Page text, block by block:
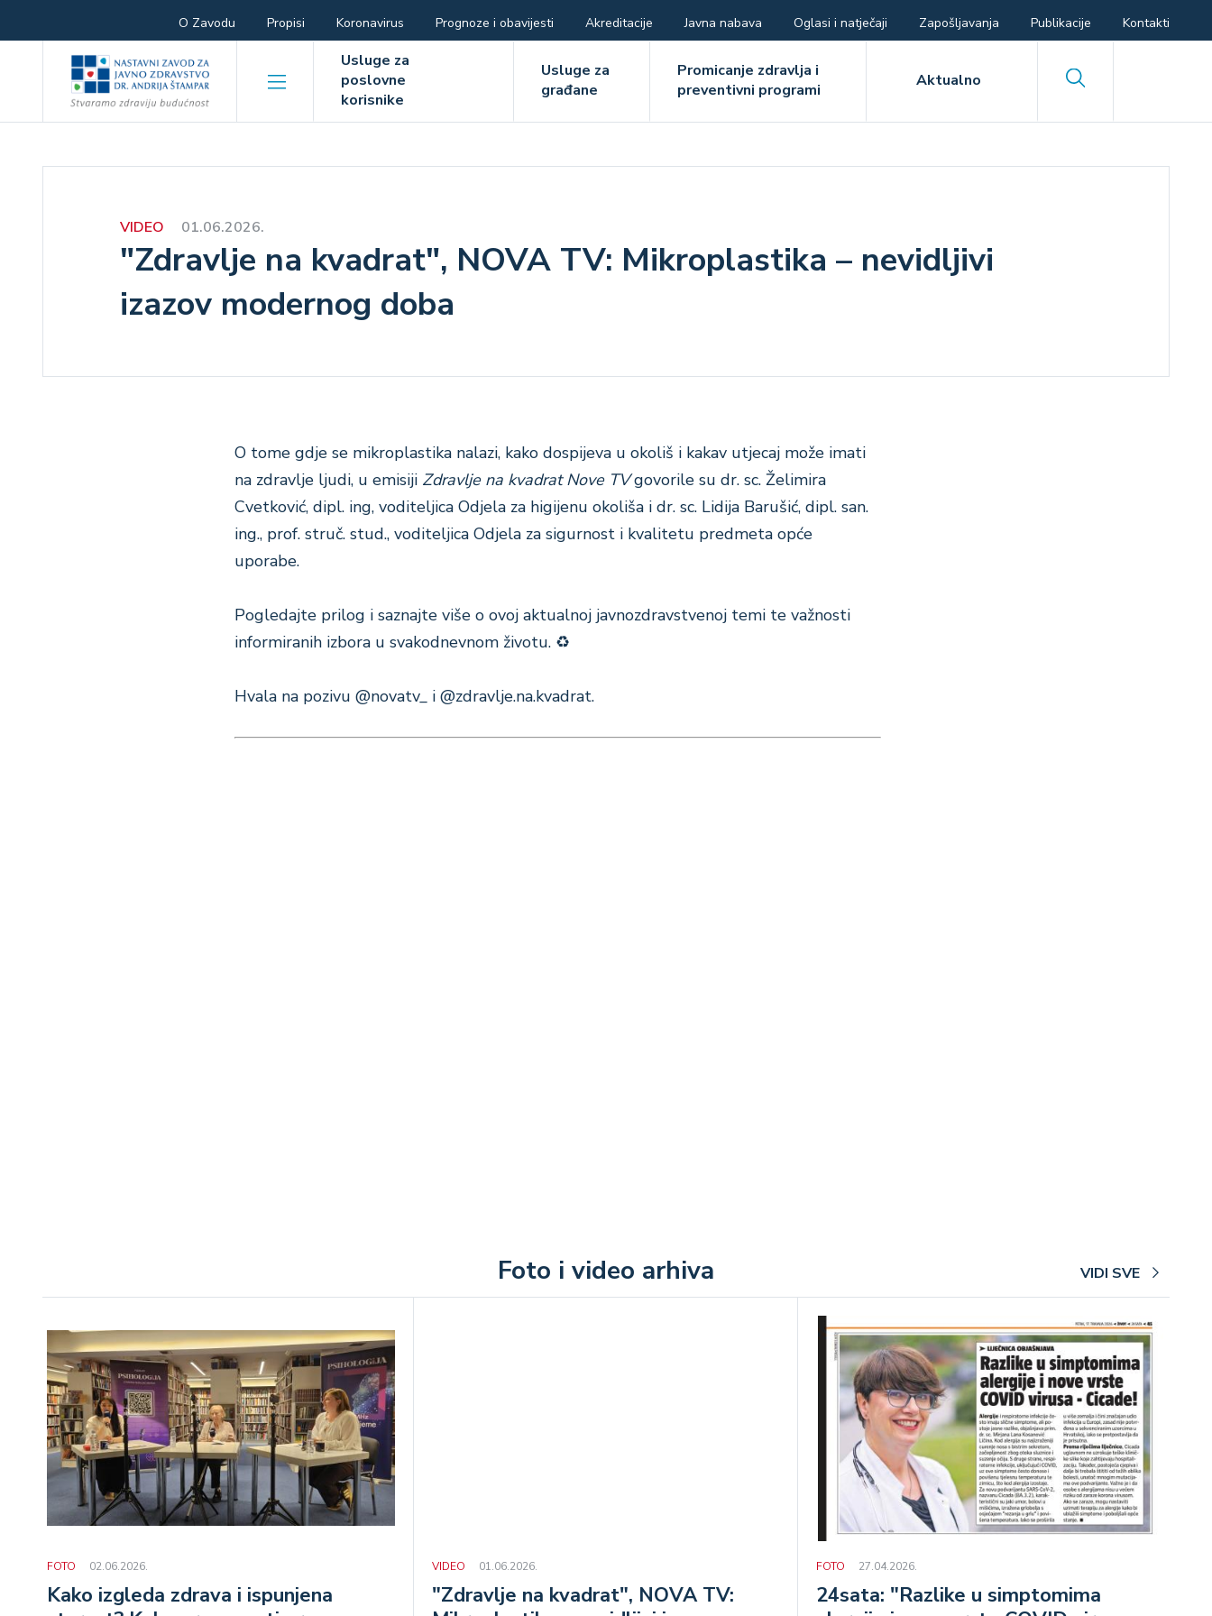
menu
O Zavodu Propisi Koronavirus Prognoze i obavijesti Akreditacije Javna nabava Oglasi i natječaji Zapošljavanja Publikacije Kontakti
Hamburger
menu
Usluge za
poslovne
korisnike
Usluge za
građane
Promicanje zdravlja i
preventivni programi
Aktualno Search
VIDEO 01.06.2026.
"Zdravlje na kvadrat", NOVA TV: Mikroplastika – nevidljivi
izazov modernog doba
O tome gdje se mikroplastika nalazi, kako dospijeva u okoliš i kakav utjecaj može imati
na zdravlje ljudi, u emisiji Zdravlje na kvadrat Nove TVgovorile su dr. sc. Želimira
Cvetković, dipl. ing, voditeljica Odjela za higijenu okoliša i dr. sc. Lidija Barušić, dipl. san.
ing., prof. struč. stud., voditeljica Odjela za sigurnost i kvalitetu predmeta opće
uporabe.
Pogledajte prilog i saznajte više o ovoj aktualnoj javnozdravstvenoj temi te važnosti
informiranih izbora u svakodnevnom životu. ♻️
Hvala na pozivu @novatv_ i @zdravlje.na.kvadrat.
Foto i video arhiva VIDI SVE
FOTO 02.06.2026.
Kako izgleda zdrava i ispunjena
VIDEO 01.06.2026.
"Zdravlje na kvadrat", NOVA TV:
FOTO 27.04.2026.
24sata: "Razlike u simptomima